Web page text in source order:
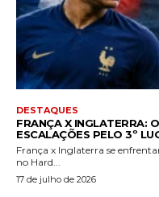
DESTAQUES
FRANÇA X INGLATERRA:
ESCALAÇÕES PELO 3º
França x Inglaterra se
no Hard...
17 de julho de 2026